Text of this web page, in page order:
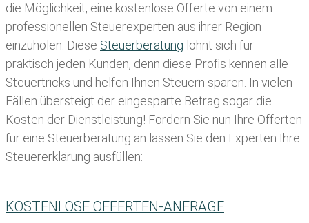
die Möglichkeit, eine kostenlose Offerte von einem
professionellen Steuerexperten aus ihrer Region
einzuholen. Diese Steuerberatung lohnt sich für
praktisch jeden Kunden, denn diese Profis kennen alle
Steuertricks und helfen Ihnen Steuern sparen. In vielen
Fällen übersteigt der eingesparte Betrag sogar die
Kosten der Dienstleistung! Fordern Sie nun Ihre Offerten
für eine Steuerberatung an lassen Sie den Experten Ihre
Steuererklärung ausfüllen:
KOSTENLOSE OFFERTEN-ANFRAGE